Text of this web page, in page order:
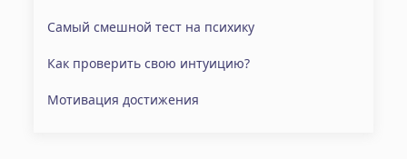
Самый смешной тест на психику
Как проверить свою интуицию?
Мотивация достижения